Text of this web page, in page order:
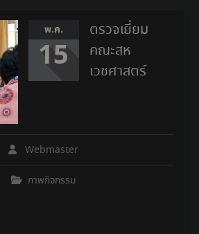
พ.ค.
15
ตรวจเยี่ยม
คณะสห
เวชศาสตร์
Webmaster
ภาพกิจกรรม